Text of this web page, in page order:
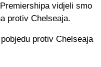
vidjeli smo
protiv Chelseaja.
protiv Chelseaja